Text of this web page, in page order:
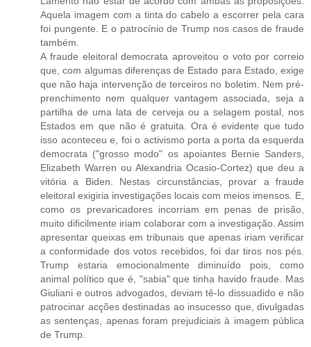
Aquela imagem com a tinta do cabelo a escorrer pela cara
foi pungente. E o patrocínio de Trump nos casos de fraude
também.
A fraude eleitoral democrata aproveitou o voto por correio
que, com algumas diferenças de Estado para Estado, exige
que não haja intervenção de terceiros no boletim. Nem pré-
prenchimento nem qualquer vantagem associada, seja a
partilha de uma lata de cerveja ou a selagem postal, nos
Estados em que não é gratuita. Ora é evidente que tudo
isso aconteceu e, foi o activismo porta a porta da esquerda
democrata ("grosso modo" os apoiantes Bernie Sanders,
Elizabeth Warren ou Alexandria Ocasio-Cortez) que deu a
vitória a Biden. Nestas circunstâncias, provar a fraude
eleitoral exigiria investigações locais com meios imensos. E,
como os prevaricadores incorriam em penas de prisão,
muito dificilmente iriam colaborar com a investigação. Assim
apresentar queixas em tribunais que apenas iriam verificar
a conformidade dos votos recebidos, foi dar tiros nos pés.
Trump estaria emocionalmente diminuído pois, como
animal político que é, "sabia" que tinha havido fraude. Mas
Giuliani e outros advogados, deviam tê-lo dissuadido e não
patrocinar acções destinadas ao insucesso que, divulgadas
as sentenças, apenas foram prejudiciais à imagem pública
de Trump.